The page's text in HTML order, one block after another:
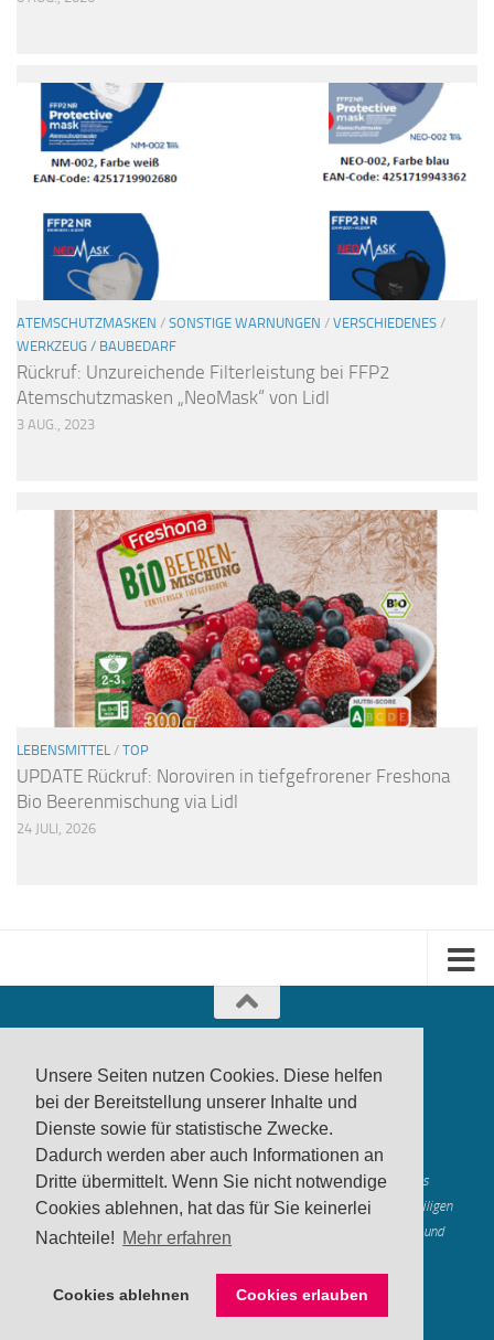
Unsere Seiten nutzen Cookies. Diese helfen
bei der Bereitstellung unserer Inhalte und
Dienste sowie für statistische Zwecke.
Dadurch werden aber auch Informationen an
Dritte übermittelt. Wenn Sie nicht notwendige
Cookies ablehnen, hat das für Sie keinerlei
Nachteile! Mehr erfahren
Cookies ablehnen Cookies erlauben
ATEMSCHUTZMASKEN / SONSTIGE WARNUNGEN / VERSCHIEDENES /
WERKZEUG / BAUBEDARF
Rückruf: Unzureichende Filterleistung bei FFP2
Atemschutzmasken „NeoMask“ von Lidl
3 AUG., 2023
LEBENSMITTEL / TOP
UPDATE Rückruf: Noroviren in tiefgefrorener Freshona
Bio Beerenmischung via Lidl
24 JULI, 2026
produktwarnung.eu - 2007-2026
Made in Gerstetten |Medienzentrum Gerstetten
Alle genannten Marken, Warenzeichen und Logos innerhalb dieses
Medienangebotes sind durch die Marken- und Urheberechte der jeweiligen
Rechteinhaber geschützt, und dienen lediglich der Berichterstattung und